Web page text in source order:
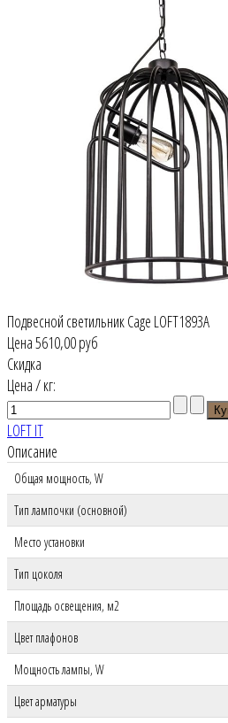
Подвесной светильник Cage LOFT1893A
Цена5610,00 руб
Скидка
Цена / кг:
LOFT IT
Описание
Общая мощность, W
Тип лампочки (основной)
Место установки
Тип цоколя
Площадь освещения, м2
Цвет плафонов
Мощность лампы, W
Цвет арматуры